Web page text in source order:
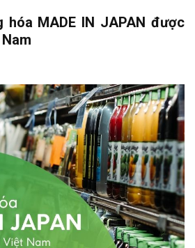
hóa MADE IN JAPAN được